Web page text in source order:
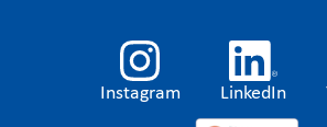
Instagram LinkedIn